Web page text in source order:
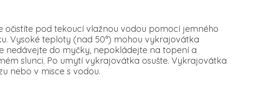
očistíte pod tekoucí vlažnou vodou pomocí jemného
Vysoké teploty (nad 50°) mohou vykrajovátka
nedávejte do myčky, nepokládejte na topení a
slunci. Po umytí vykrajovátka osušte. Vykrajovátka
nebo v misce s vodou.